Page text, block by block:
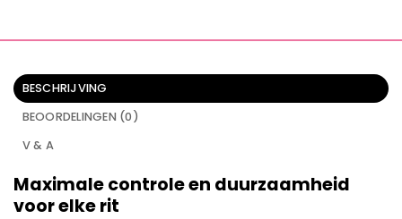
BESCHRIJVING
BEOORDELINGEN (0)
V & A
Maximale controle en duurzaamheid
voor elke rit